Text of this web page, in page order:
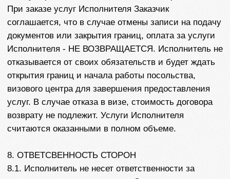
акцепта Заказчика в соответствии с п.2.2. договора и
действует до полного исполнения обязательств
сторонами.
10.2. Настоящим стороны пришли к соглашению не
результате акцептования настоящей оферты,
положений ст. 317.1 Гражданского кодекса
12. РЕКВИЗИТЫ ИСПОЛНИТЕЛЯ
САВИШКИНА МАРИЯ МИХАЙЛОВНА
ИВАНОВСКАЯ, Д 156, КВ 72
ИНН 583605442999